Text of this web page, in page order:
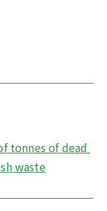
tonnes of dead
waste